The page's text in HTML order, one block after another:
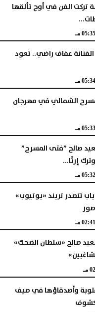
تركت الفن في أوج تألقها
05:35 مـ
عفاف راضي.. تعود
05:34 مـ
الشمالي في مهرجان
05:33 مـ
صالح ”فتى المسرح”
إرثًا...
05:32 مـ
تتصدر تريند «يوتيوب»
02:41 مـ
صالح «سلطان الضحك»
مـ
علوبة وأصدقاؤها في صيف